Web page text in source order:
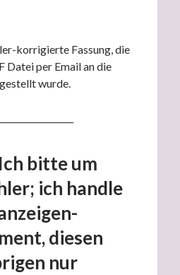
korrigierte Fassung, die
Datei per Email an die
wurde.
bitte um
ich handle
diesen
nur